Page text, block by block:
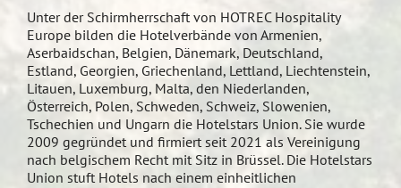
Unter der Schirmherrschaft von HOTREC Hospitality
Europe bilden die Hotelverbände von Armenien,
Aserbaidschan, Belgien, Dänemark, Deutschland,
Estland, Georgien, Griechenland, Lettland, Liechtenstein,
Litauen, Luxemburg, Malta, den Niederlanden,
Österreich, Polen, Schweden, Schweiz, Slowenien,
Tschechien und Ungarn die Hotelstars Union. Sie wurde
2009 gegründet und firmiert seit 2021 als Vereinigung
nach belgischem Recht mit Sitz in Brüssel. Die Hotelstars
Union stuft Hotels nach einem einheitlichen